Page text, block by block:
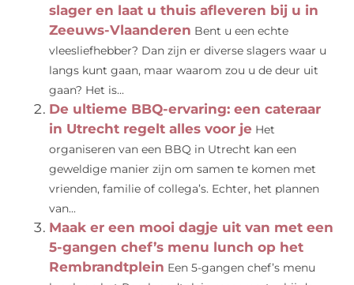
slager en laat u thuis afleveren bij u in
Zeeuws-Vlaanderen Bent u een echte
vleesliefhebber? Dan zijn er diverse slagers waar u
langs kunt gaan, maar waarom zou u de deur uit
gaan? Het is...
De ultieme BBQ-ervaring: een cateraar
in Utrecht regelt alles voor je Het
organiseren van een BBQ in Utrecht kan een
geweldige manier zijn om samen te komen met
vrienden, familie of collega’s. Echter, het plannen
van...
Maak er een mooi dagje uit van met een
5-gangen chef’s menu lunch op het
Rembrandtplein Een 5-gangen chef’s menu